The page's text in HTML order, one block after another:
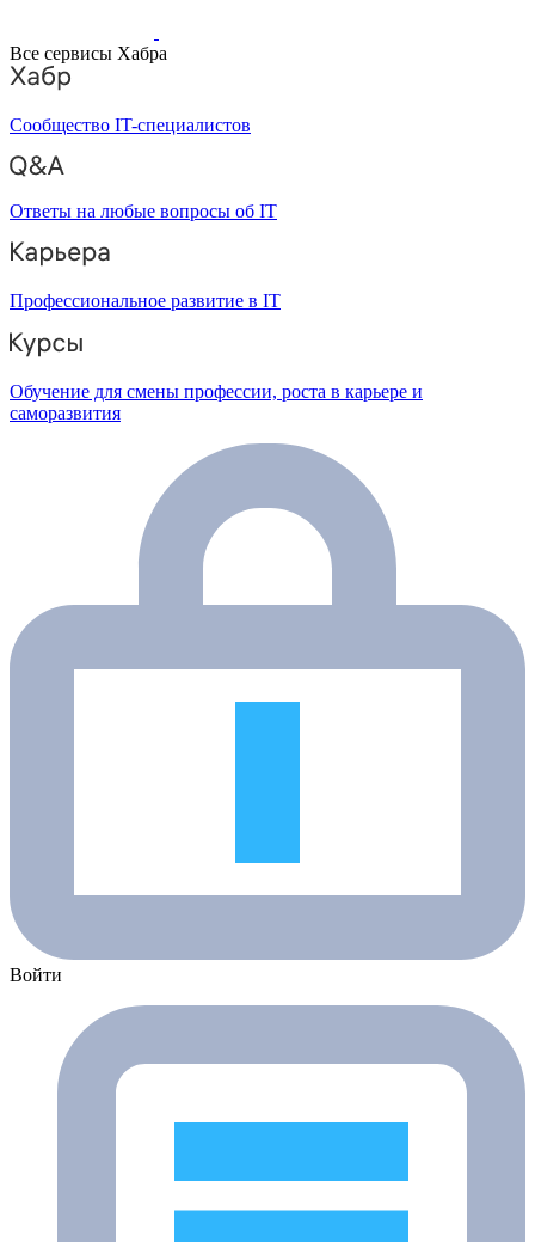
Все сервисы Хабра
Сообщество IT-специалистов
Ответы на любые вопросы об IT
Профессиональное развитие в IT
Обучение для смены профессии, роста в карьере и
саморазвития
Войти